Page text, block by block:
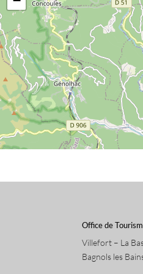
Office de
Villefort – La
Bagnols les